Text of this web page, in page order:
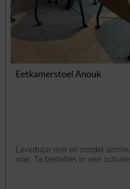
Eetkamerstoel Anouk
Leverbaar met en zonder
wiel. Te bestellen in veel